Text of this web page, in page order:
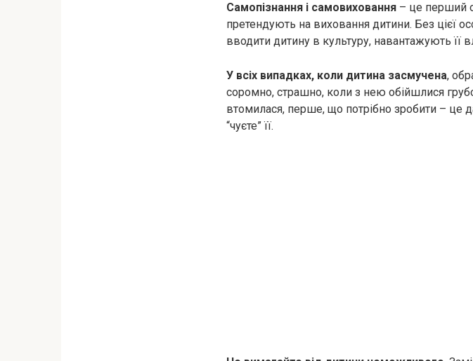
Самопізнання і самовиховання – це перший
претендують на виховання дитини. Без цієї
вводити дитину в культуру, навантажують її
У всіх випадках, коли дитина засмучена,
соромно, страшно, коли з нею обійшлися
втомилася, перше, що потрібно зробити – це
“чуєте” її.